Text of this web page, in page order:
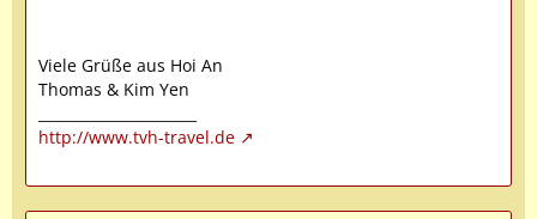
Viele Grüße aus Hoi An
Thomas & Kim Yen
http://www.tvh-travel.de